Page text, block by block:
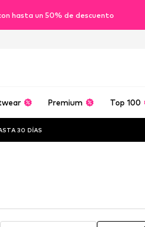
hasta un 50% de descuento
Premium Top 100
30 DÍAS